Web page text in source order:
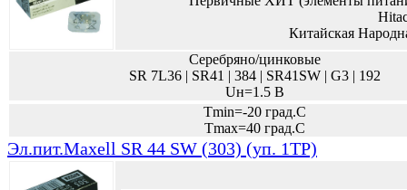
Китайская
Серебряно/цинковые
SR 7L36 | SR41 | 384 | SR41SW | G3 | 192
Uн=1.5 В
Tmin=-20 град.С
Tmax=40 град.С
Эл.пит.Maxell SR 44 SW (303) (уп. 1TP)